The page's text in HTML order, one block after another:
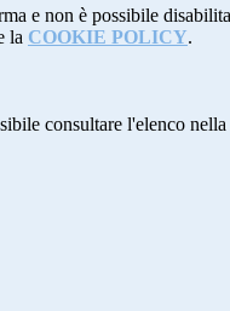
e non è possibile
la COOKIE POLICY.
consultare l'elenco